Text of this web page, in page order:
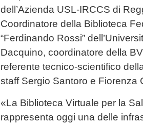
dell’Azienda USL-IRCCS di
Coordinatore della Biblioteca
“Ferdinando Rossi”
Dacquino, coordinatore della
referente tecnico-scientifico
staff Sergio Santoro e Fiorenza
«La Biblioteca Virtuale per la
rappresenta oggi una delle